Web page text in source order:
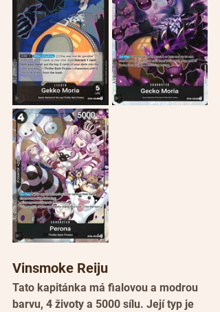
Vinsmoke Reiju
Tato kapitánka má fialovou a modrou
barvu, 4 životy a 5000 sílu. Její typ je